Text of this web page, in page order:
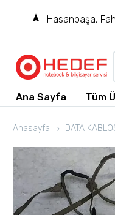
Hasanpaşa,
Ana Sayfa Tüm
Anasayfa DATA